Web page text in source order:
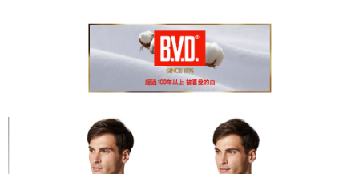
結帳頁面，進行簡訊認證並確認金額後，即可完成結帳。
２．訂單成立數日內，您將收到繳費通知簡訊。
３．收到繳費通知簡訊後14天內，點擊此簡訊中的連結，可透過四大超商／
ATM／網路銀行／等多元方式進行付款，方視為交易完成。
※ 請注意：結帳手續完成當下不需立刻繳費，但若您需要取消訂單，請聯絡
購買商品的店家。未經商家同意取消之訂單仍視為有效，需透過AFTEE先享
※ 交易是否成功請以「AFTEE先享後付 」之結帳頁面顯示為準，若有關於
是否繳費成功／繳費後需取消欲退款等相關疑問，請聯繫「AFTEE先享後付
https://netprotections.freshdesk.com/support/home
付款後全家取貨
每筆NT$80，滿NT$899(含以上)免運費
每筆NT$80，滿NT$899(含以上)免運費
付款後7-11取貨
每筆NT$80，滿NT$899(含以上)免運費